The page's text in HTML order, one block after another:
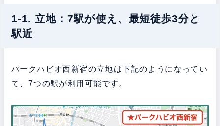
1-1. 立地：7駅が使え、最短徒歩3分と
駅近
パークハビオ西新宿の立地は下記のようになってい
て、7つの駅が利用可能です。